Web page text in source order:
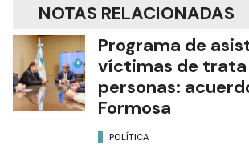
NOTAS RELACIONADAS
Programa de
víctimas de trata
personas:
Formosa
POLÍTICA